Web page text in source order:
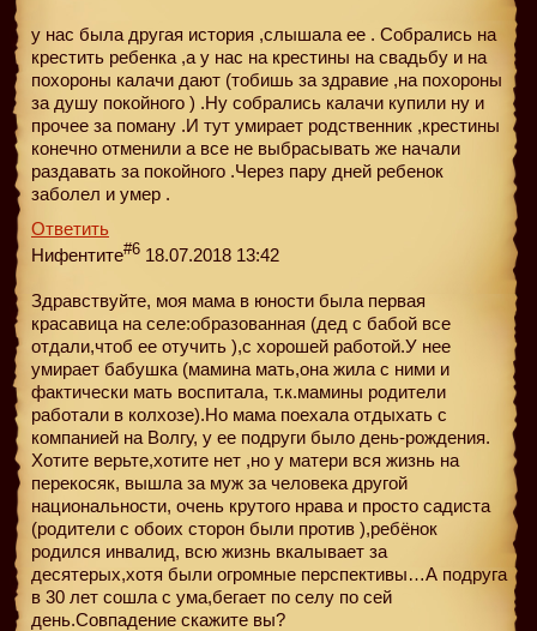
у нас была другая история ,слышала ее . Собрались на
крестить ребенка ,а у нас на крестины на свадьбу и на
похороны калачи дают (тобишь за здравие ,на похороны
за душу покойного ) .Ну собрались калачи купили ну и
прочее за поману .И тут умирает родственник ,крестины
конечно отменили а все не выбрасывать же начали
раздавать за покойного .Через пару дней ребенок
заболел и умер .
Ответить
Нифентите#6 18.07.2018 13:42
Здравствуйте, моя мама в юности была первая
красавица на селе:образованная (дед с бабой все
отдали,чтоб ее отучить ),с хорошей работой.У нее
умирает бабушка (мамина мать,она жила с ними и
фактически мать воспитала, т.к.мамины родители
работали в колхозе).Но мама поехала отдыхать с
компанией на Волгу, у ее подруги было день-рождения.
Хотите верьте,хотите нет ,но у матери вся жизнь на
перекосяк, вышла за муж за человека другой
национальности, очень крутого нрава и просто садиста
(родители с обоих сторон были против ),ребёнок
родился инвалид, всю жизнь вкалывает за
десятерых,хотя были огромные перспективы…А подруга
в 30 лет сошла с ума,бегает по селу по сей
день.Совпадение скажите вы?